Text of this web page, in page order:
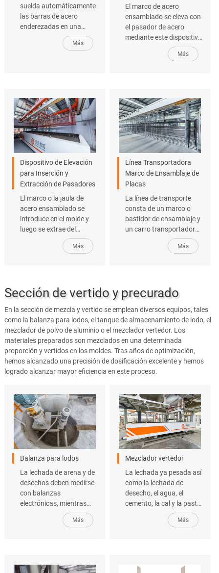
suelda automáticamente
las barras de acero
enderezadas en una
malla de acero para la
producción de losMás
El marco de acero
ensamblado se eleva con
el pasador de acero
mediante este dispositivo
y se sumerge en cera, lo
que ayudará a evitar que
molde.
Más
Dispositivo de Elevación
para Inserción y
Extracción de Pasadores
El marco o la jaula de
acero ensamblado se
introduce en el molde y
luego se extrae del
mismo mediante un
polipasto. La precisión
tanto, es una pieza clave
en la producción de
paneles de hormigón
celular.
Más
Línea Transportadora
Marco de Ensamblaje de
Placas
La línea de transporte
consta de un marco o
bastidor de ensamblaje y
un carro transportador
para ensamblaje de
placas, así como otros
Más
Sección de vertido y precurado
En la sección de mezcla y vertido se emplean diversos equipos, tales
como la balanza para lodos, el tanque de almacenamiento de lodo, el
mezclador de polvo de aluminio o el mezclador vertedor. Los
materiales preparados son mezclados en una determinada
proporción y vertidos en los moldes. Tras años de optimización,
hemos alcanzado una precisión de dosificación excelente y hemos
logrado alcanzar mayor eficiencia en este proceso.
Balanza para lodos
La lechada de arena y de
desechos deben medirse
con balanzas
electrónicas, mientras
que el cemento y la cal
deben medirse conMás
Mezclador vertedor
La lechada ya pesada así
como la lechada de
desecho, el agua, el
cemento, la cal y la pasta
de aluminio se añaden
sucesivamente a la
mezcla homogénea con
Más